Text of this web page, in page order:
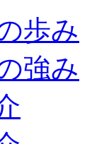
歩み
強み